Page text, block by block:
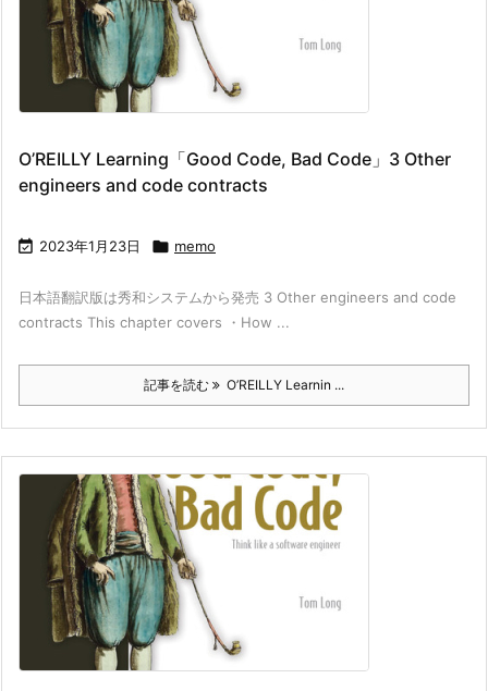
O’REILLY Learning「Good Code, Bad Code」3 Other
engineers and code contracts
 2023年1月23日  memo
日本語翻訳版は秀和システムから発売 3 Other engineers and code
contracts This chapter covers ・How ...
記事を読む O’REILLY Learnin ...